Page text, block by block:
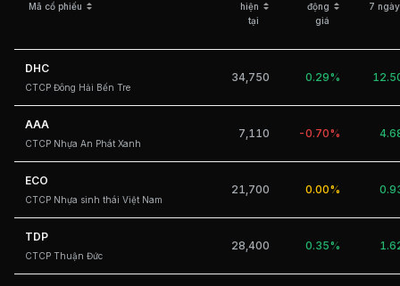
Mã cổ phiếu
hiện
tại
động
giá
7 ngày
DHC
CTCP Đông Hải Bến Tre
34,750 0.29%
AAA
CTCP Nhựa An Phát Xanh
7,110 -0.70%
ECO
CTCP Nhựa sinh thái Việt Nam
21,700 0.00%
TDP
CTCP Thuận Đức
28,400 0.35%